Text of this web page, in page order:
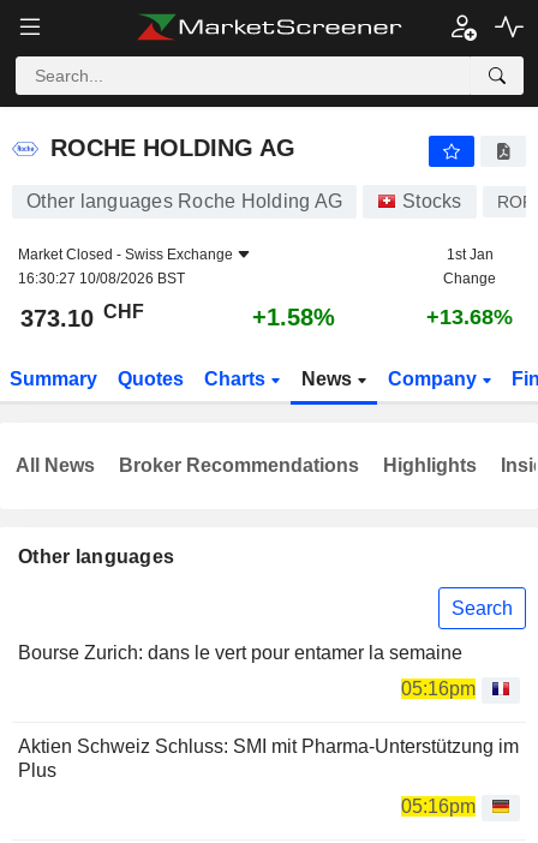
ROCHE HOLDING AG
ROCHE HOLDING AG
Other languages Roche Holding AG Stocks ROP
Market Closed - Swiss Exchange
16:30:27 10/08/2026 BST
1st Jan
Change
373.10 CHF +1.58% +13.68%
Summary Quotes Charts News Company
Other languages
Search
Bourse Zurich: dans le vert pour entamer la semaine
05:16pm
Aktien Schweiz Schluss: SMI mit Pharma-Unterstützung im
Plus
05:16pm
All News Broker Recommendations Highlights